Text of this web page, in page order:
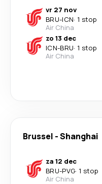
vr 27 nov
BRU-ICN· 1 stop
Air China
zo 13 dec
ICN-BRU· 1 stop
Air China
Brussel -Shanghai
za 12 dec
BRU-PVG· 1 stop
Air China